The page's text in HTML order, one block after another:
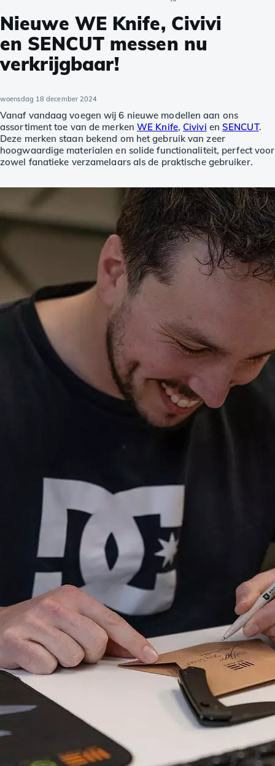
Nieuwe WE Knife, Civivi
en SENCUT messen nu
verkrijgbaar!
woensdag 18 december 2024
Vanaf vandaag voegen wij 6 nieuwe modellen aan ons
assortiment toe van de merkenWE Knife, Civivi enSENCUT.
Deze merken staan bekend om het gebruik van zeer
hoogwaardige materialen en solide functionaliteit, perfect voor
zowel fanatieke verzamelaars als de praktische gebruiker.